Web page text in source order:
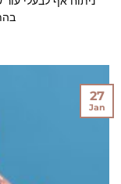
27
Jan